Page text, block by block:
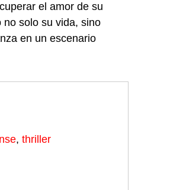
el amor de su
no solo su vida, sino
en un escenario
, thriller